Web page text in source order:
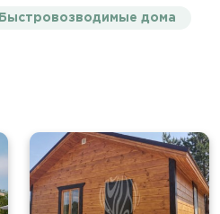
Быстровозводимые дома